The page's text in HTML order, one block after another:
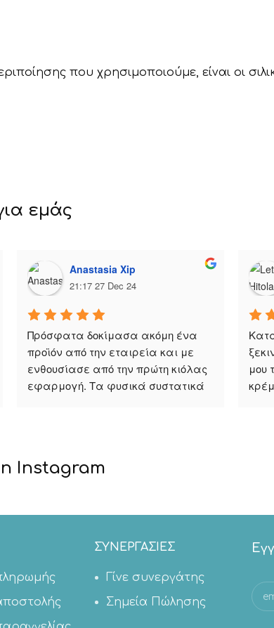
που χρησιμοποιούμε, είναι οι
εμάς
Anastasia Xip
21:17 27 Dec 24
Πρόσφατα δοκίμασα ακόμη ένα
προϊόν από την εταιρεία και με
ενθουσίασε από την πρώτη κιόλας
εφαρμογή. Τα φυσικά συστατικά
μου
Instagram
ΣΥΝΕΡΓΑΣΊΕΣ
Γίνε συνεργάτης
Σημεία Πώλησης